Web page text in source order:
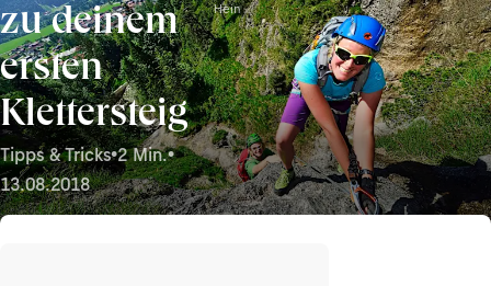
zu deinem
ersten
Klettersteig
Tipps & Tricks•2 Min.•
13.08.2018
Hein